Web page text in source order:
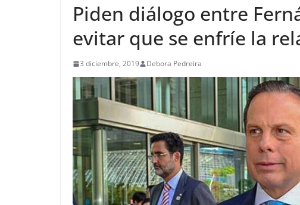
Piden diálogo entre
evitar que se enfríe la
3 diciembre, 2019 Debora Pedreira